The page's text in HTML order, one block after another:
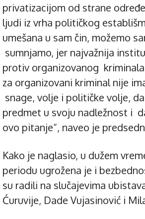
privatizacijom od strane
ljudi iz vrha političkog
umešana u sam čin, možemo
sumnjamo, jer najvažnija
protiv organizovanog
za organizovani kriminal nije
snage, volje i političke volje,
predmet u svoju nadležnost i
ovo pitanje“, naveo je
Kako je naglasio, u dužem
periodu ugrožena je i
su radili na slučajevima
Ćuruvije, Dade Vujasinović i